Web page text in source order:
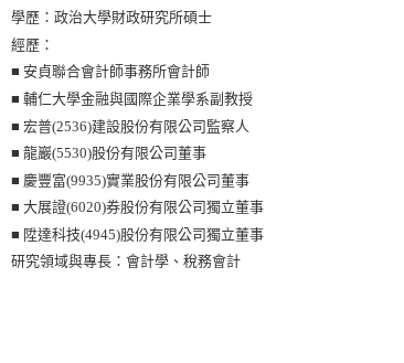
學歷：政治大學財政研究所碩士
經歷：
■ 安貞聯合會計師事務所會計師
■ 輔仁大學金融與國際企業學系副教授
■ 宏普(2536)建設股份有限公司監察人
■ 龍巖(5530)股份有限公司董事
■ 慶豐富(9935)實業股份有限公司董事
■ 大展證(6020)券股份有限公司獨立董事
■ 陞達科技(4945)股份有限公司獨立董事
研究領域與專長：會計學、稅務會計